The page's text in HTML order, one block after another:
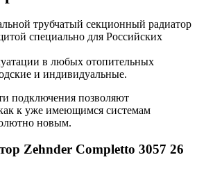
трубчатый секционный радиатор
специально для Российских
в любых отопительных
и индивидуальные.
подключения позволяют
к уже имеющимся системам
новым.
Zehnder Completto 3057 26